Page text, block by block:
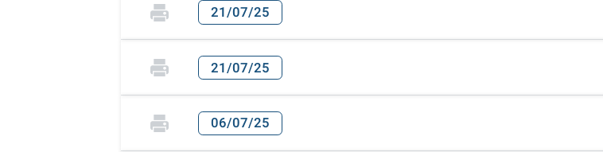
21/07/25
21/07/25
06/07/25